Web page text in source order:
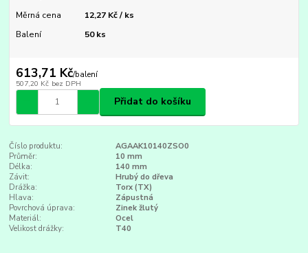
Měrná cena
12,27 Kč / ks
Balení
50 ks
613,71 Kč/balení
507,20 Kč bez DPH
Přidat do košíku
Číslo produktu:
AGAAK10140ZSO0
Průměr:
10 mm
Délka:
140 mm
Závit:
Hrubý do dřeva
Drážka:
Torx (TX)
Hlava:
Zápustná
Povrchová úprava:
Zinek žlutý
Materiál:
Ocel
Velikost drážky:
T40